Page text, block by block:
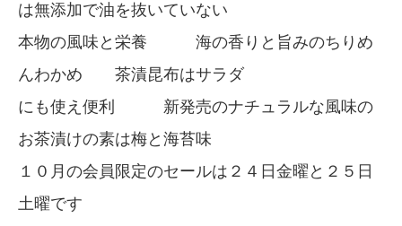
は無添加で油を抜いていない
本物の風味と栄養 海の香りと旨みのちりめ
んわかめ 茶漬昆布はサラダ
にも使え便利 新発売のナチュラルな風味の
お茶漬けの素は梅と海苔味
１０月の会員限定のセールは２４日金曜と２５日
土曜です